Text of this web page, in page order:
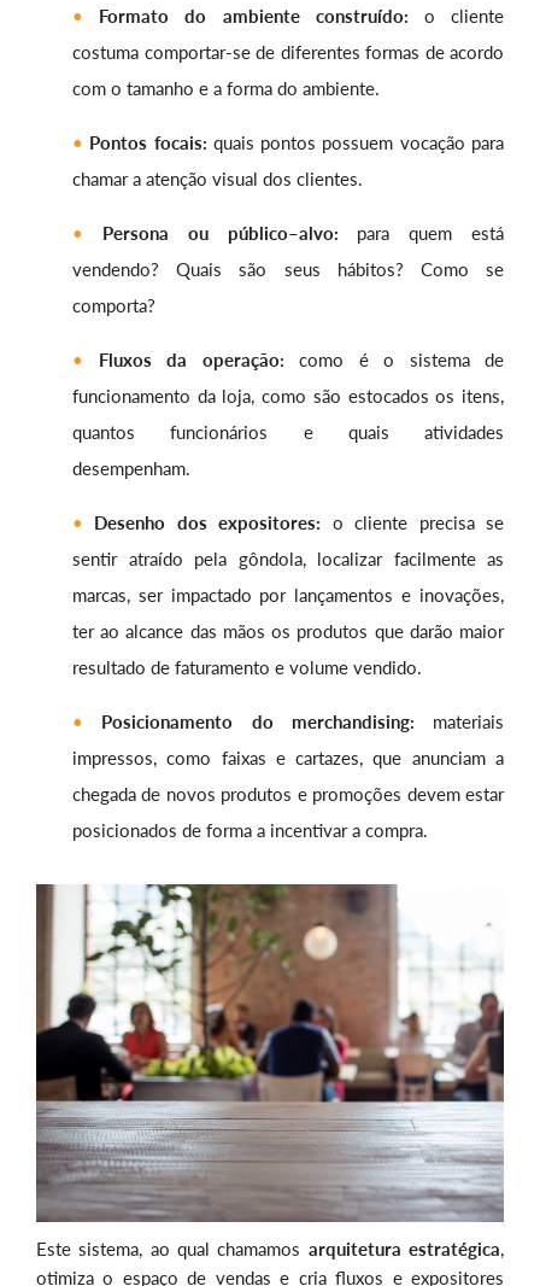
Formato do ambiente construído: o cliente
costuma comportar-se de diferentes formas de acordo
com o tamanho e a forma do ambiente.
Pontos focais: quais pontos possuem vocação para
chamar a atenção visual dos clientes.
Persona ou público–alvo: para quem está
vendendo? Quais são seus hábitos? Como se
comporta?
Fluxos da operação: como é o sistema de
funcionamento da loja, como são estocados os itens,
quantos funcionários e quais atividades
desempenham.
Desenho dos expositores: o cliente precisa se
sentir atraído pela gôndola, localizar facilmente as
marcas, ser impactado por lançamentos e inovações,
ter ao alcance das mãos os produtos que darão maior
resultado de faturamento e volume vendido.
Posicionamento do merchandising: materiais
impressos, como faixas e cartazes, que anunciam a
chegada de novos produtos e promoções devem estar
posicionados de forma a incentivar a compra.
Este sistema, ao qual chamamos arquitetura estratégica,
otimiza o espaço de vendas e cria fluxos e expositores